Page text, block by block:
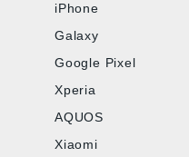
iPhone
Galaxy
Google Pixel
Xperia
AQUOS
Xiaomi